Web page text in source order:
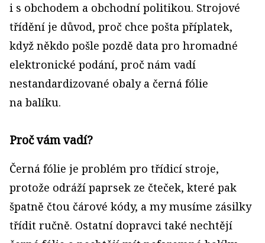
i s obchodem a obchodní politikou. Strojové
třídění je důvod, proč chce pošta příplatek,
když někdo pošle pozdě data pro hromadné
elektronické podání, proč nám vadí
nestandardizované obaly a černá fólie
na balíku.
Proč vám vadí?
Černá fólie je problém pro třídicí stroje,
protože odráží paprsek ze čteček, které pak
špatně čtou čárové kódy, a my musíme zásilky
třídit ručně. Ostatní dopravci také nechtějí